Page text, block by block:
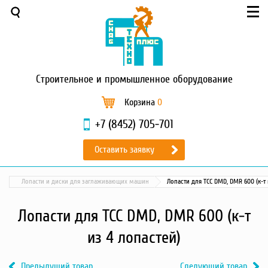
Строительное и промышленное оборудование
Корзина 0
+7 (8452) 705-701
Оставить заявку
Лопасти и диски для заглаживающих машин Лопасти для ТСС DMD, DMR 600 (к-
Лопасти для ТСС DMD, DMR 600 (к-т
из 4 лопастей)
Меню
Доставка и оплата
Садовая техника
Промышленный обогрев
Строительные леса
Моечное оборудование
Запчасти для малой